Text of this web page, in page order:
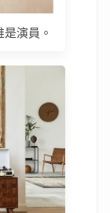
演員。